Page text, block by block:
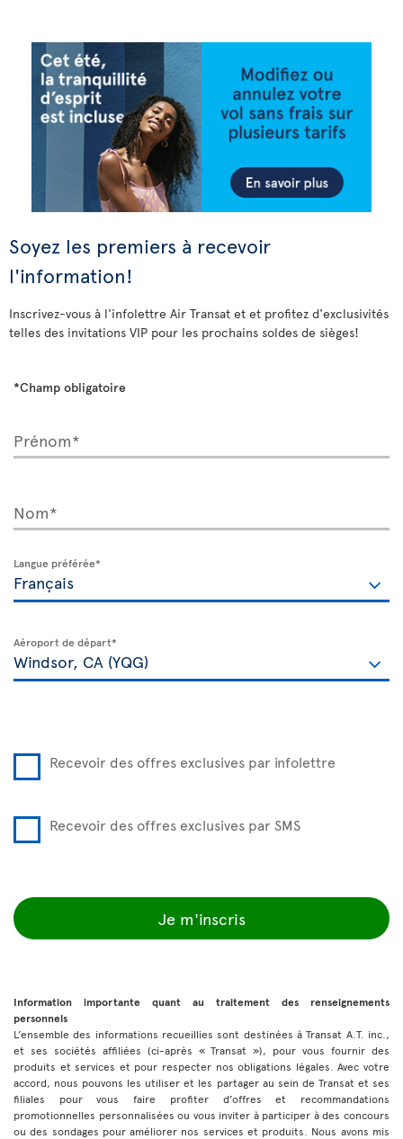
Soyez les premiers à recevoir
l'information!
Inscrivez-vous à l'infolettre Air Transat et et profitez d'exclusivités
telles des invitations VIP pour les prochains soldes de sièges!
*Champ obligatoire
Prénom*
Nom*
Langue préférée*
Aéroport de départ*
Recevoir des offres exclusives par infolettre
Recevoir des offres exclusives par SMS
Je m'inscris
Information importante quant au traitement des renseignements
personnels
L’ensemble des informations recueillies sont destinées à Transat A.T. inc.,
et ses sociétés affiliées (ci-après « Transat »), pour vous fournir des
produits et services et pour respecter nos obligations légales. Avec votre
accord, nous pouvons les utiliser et les partager au sein de Transat et ses
filiales pour vous faire profiter d’offres et recommandations
promotionnelles personnalisées ou vous inviter à participer à des concours
ou des sondages pour améliorer nos services et produits. Nous avons mis